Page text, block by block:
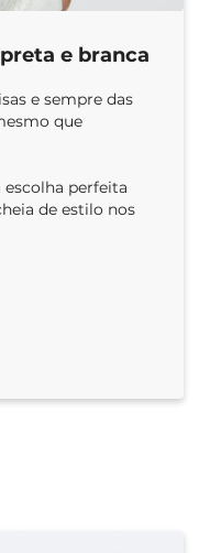
e branca
e sempre das
que
escolha perfeita
de estilo nos